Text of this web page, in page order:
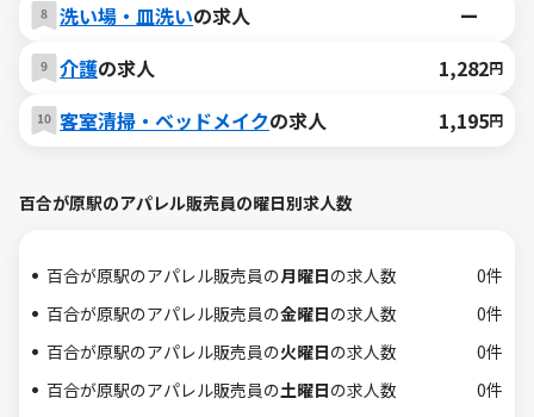
洗い場・皿洗いの求人
ー
介護の求人 1,282円
客室清掃・ベッドメイクの求人 1,195円
百合が原駅のアパレル販売員の曜日別求人数
百合が原駅のアパレル販売員の月曜日の求人数
0件
百合が原駅のアパレル販売員の金曜日の求人数
0件
百合が原駅のアパレル販売員の火曜日の求人数
0件
百合が原駅のアパレル販売員の土曜日の求人数
0件